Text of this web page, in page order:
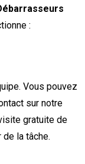
:
Vous pouvez
sur notre
gratuite de
de la tâche.